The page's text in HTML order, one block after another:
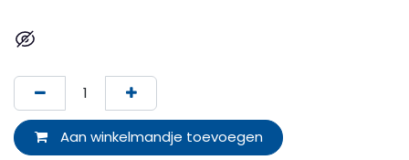
Aan winkelmandje toevoegen